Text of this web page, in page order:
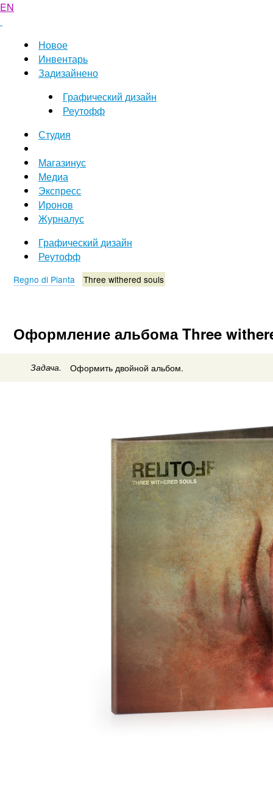
EN
Новое
Инвентарь
Задизайнено
Графический дизайн
Реутофф
Студия
Магазинус
Медиа
Экспресс
Иронов
Журналус
Графический дизайн
Реутофф
Regno di Pianta Three withered souls
Оформление альбома Three
Задача. Оформить двойной альбом.